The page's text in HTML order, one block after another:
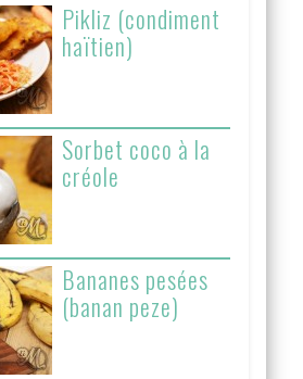
Pikliz (condiment
haïtien)
Sorbet coco à la
créole
Bananes pesées
(banan peze)